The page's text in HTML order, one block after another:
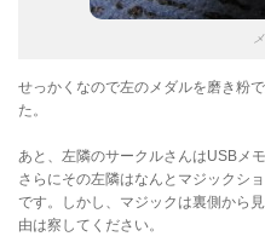
せっかくなので左のメダルを磨き粉
た。
あと、左隣のサークルさんはUSBメ
さらにその左隣はなんとマジックシ
です。しかし、マジックは裏側から
由は察してください。